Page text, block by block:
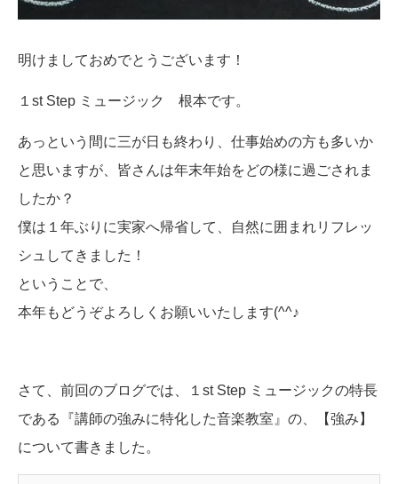
明けましておめでとうございます！
１st Step ミュージック 根本です。
あっという間に三が日も終わり、仕事始めの方も多いか
と思いますが、皆さんは年末年始をどの様に過ごされま
したか？
僕は１年ぶりに実家へ帰省して、自然に囲まれリフレッ
シュしてきました！
ということで、
本年もどうぞよろしくお願いいたします(^^♪
さて、前回のブログでは、１st Step ミュージックの特長
である『講師の強みに特化した音楽教室』の、【強み】
について書きました。